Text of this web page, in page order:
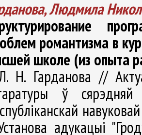
Людмила
романтизма в
школе (из опыта
Н. Гарданова //
ў
адукацыі